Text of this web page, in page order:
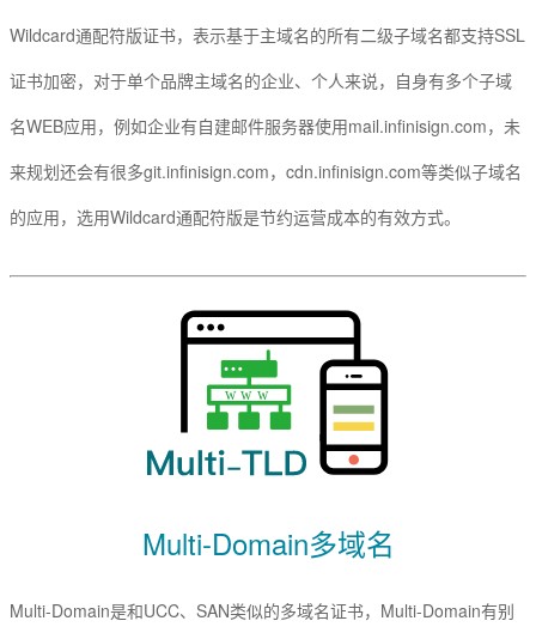
Wildcard通配符版证书，表示基于主域名的所有二级子域名都支持SSL
证书加密，对于单个品牌主域名的企业、个人来说，自身有多个子域
名WEB应用，例如企业有自建邮件服务器使用mail.infinisign.com，未
来规划还会有很多git.infinisign.com，cdn.infinisign.com等类似子域名
的应用，选用Wildcard通配符版是节约运营成本的有效方式。
Multi-Domain多域名
Multi-Domain是和UCC、SAN类似的多域名证书，Multi-Domain有别